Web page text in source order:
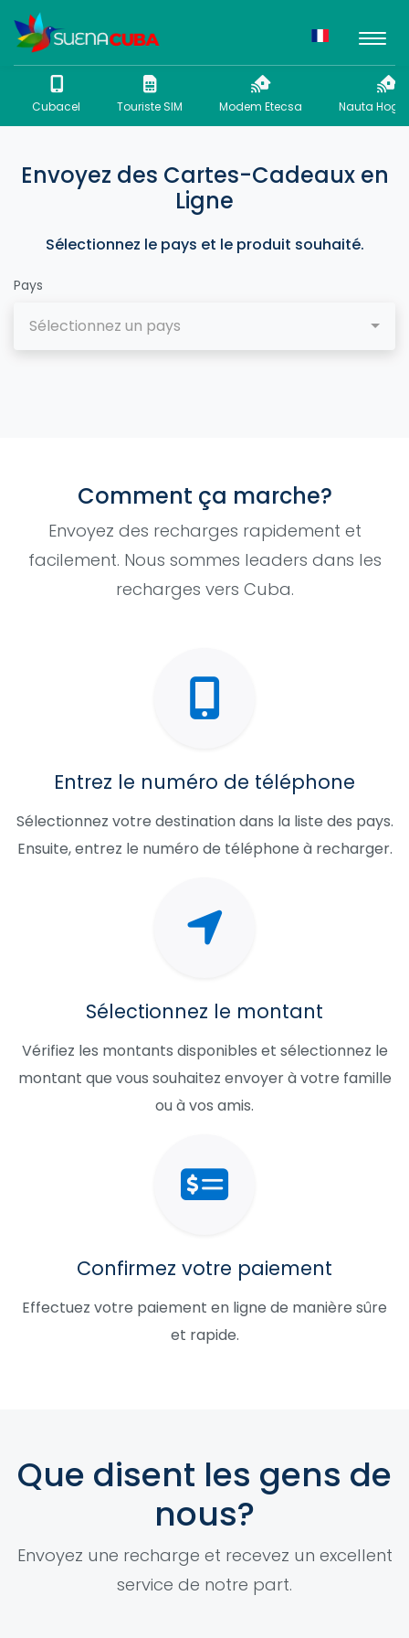
Cubacel Touriste SIM Modem Etecsa Nauta
Envoyez des Cartes-Cadeaux en
Ligne
Sélectionnez le pays et le produit souhaité.
Pays
Sélectionnez un pays
Comment ça marche?
Envoyez des recharges rapidement et
facilement. Nous sommes leaders dans les
recharges vers Cuba.
Entrez le numéro de téléphone
Sélectionnez votre destination dans la liste des pays.
Ensuite, entrez le numéro de téléphone à recharger.
Sélectionnez le montant
Vérifiez les montants disponibles et sélectionnez le
montant que vous souhaitez envoyer à votre famille
ou à vos amis.
Confirmez votre paiement
Effectuez votre paiement en ligne de manière sûre
et rapide.
Que disent les gens de
nous?
Envoyez une recharge et recevez un excellent
service de notre part.